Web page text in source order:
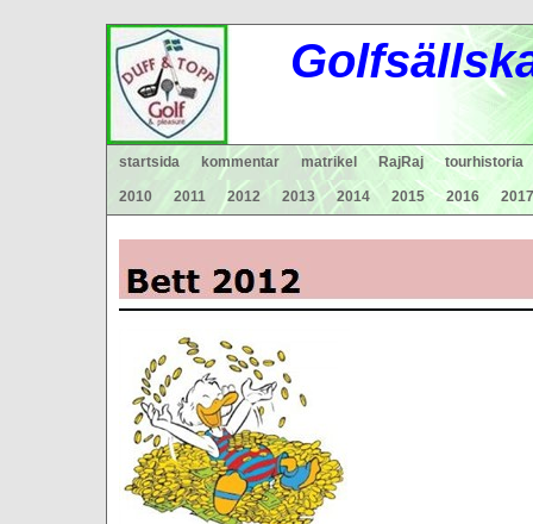
Golfsälls
startsida kommentar matrikel RajRaj tourhistoria
2010 2011 2012 2013 2014 2015 2016 2017